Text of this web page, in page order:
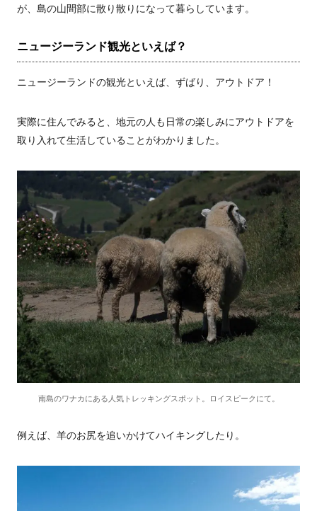
が、島の山間部に散り散りになって暮らしています。
ニュージーランド観光といえば？
ニュージーランドの観光といえば、ずばり、アウトドア！
実際に住んでみると、地元の人も日常の楽しみにアウトドアを
取り入れて生活していることがわかりました。
南島のワナカにある人気トレッキングスポット。ロイスピークにて。
例えば、羊のお尻を追いかけてハイキングしたり。